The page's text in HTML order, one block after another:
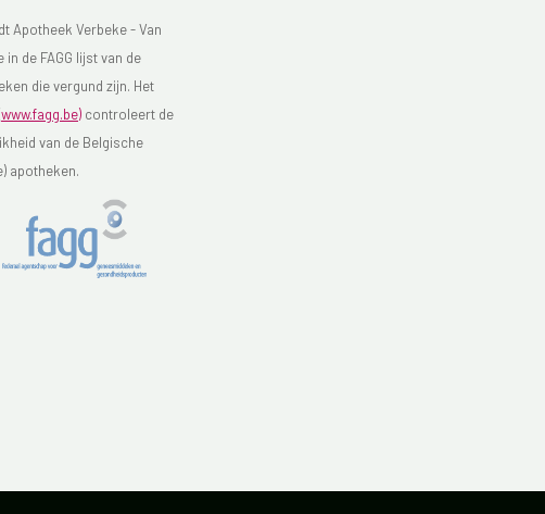
Apotheek Verbeke - Van
in de FAGG lijst van de
die vergund zijn. Het
www.fagg.be)controleert de
van de Belgische
apotheken.